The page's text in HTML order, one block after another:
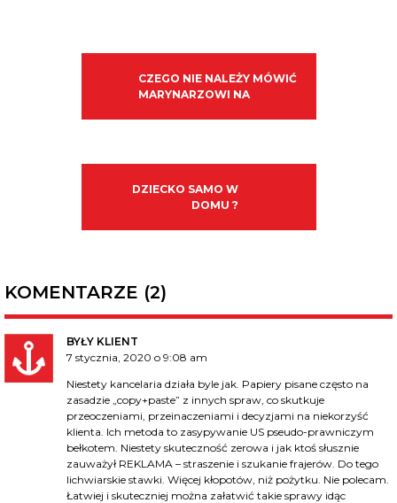
CZEGO NIE NALEŻY MÓWIĆ
MARYNARZOWI NA
DZIECKO SAMO W
DOMU ?
KOMENTARZE (2)
BYŁY KLIENT
7 stycznia, 2020 o 9:08 am
Niestety kancelaria działa byle jak. Papiery pisane często na
zasadzie „copy+paste” z innych spraw, co skutkuje
przeoczeniami, przeinaczeniami i decyzjami na niekorzyść
klienta. Ich metoda to zasypywanie US pseudo-prawniczym
bełkotem. Niestety skuteczność zerowa i jak ktoś słusznie
zauważył REKLAMA – straszenie i szukanie frajerów. Do tego
lichwiarskie stawki. Więcej kłopotów, niż pożytku. Nie polecam.
Łatwiej i skuteczniej można załatwić takie sprawy idąc